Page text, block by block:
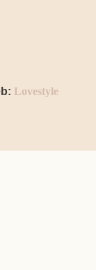
Lovestyle